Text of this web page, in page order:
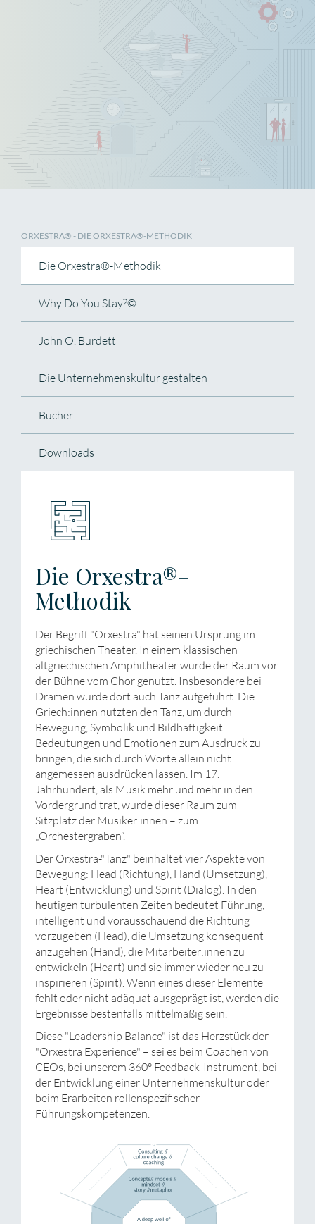
ORXESTRA® - DIE ORXESTRA®-METHODIK
Die Orxestra®-Methodik
Why Do You Stay?©
John O. Burdett
Die Unternehmenskultur gestalten
Bücher
Downloads
Die Orxestra®-
Methodik
Der Begriff "Orxestra" hat seinen Ursprung im
griechischen Theater. In einem klassischen
altgriechischen Amphitheater wurde der Raum vor
der Bühne vom Chor genutzt. Insbesondere bei
Dramen wurde dort auch Tanz aufgeführt. Die
Griech:innen nutzten den Tanz, um durch
Bewegung, Symbolik und Bildhaftigkeit
Bedeutungen und Emotionen zum Ausdruck zu
bringen, die sich durch Worte allein nicht
angemessen ausdrücken lassen. Im 17.
Jahrhundert, als Musik mehr und mehr in den
Vordergrund trat, wurde dieser Raum zum
Sitzplatz der Musiker:innen – zum
„Orchestergraben”.
Der Orxestra-"Tanz" beinhaltet vier Aspekte von
Bewegung: Head (Richtung), Hand (Umsetzung),
Heart (Entwicklung) und Spirit (Dialog). In den
heutigen turbulenten Zeiten bedeutet Führung,
intelligent und vorausschauend die Richtung
vorzugeben (Head), die Umsetzung konsequent
anzugehen (Hand), die Mitarbeiter:innen zu
entwickeln (Heart) und sie immer wieder neu zu
inspirieren (Spirit). Wenn eines dieser Elemente
fehlt oder nicht adäquat ausgeprägt ist, werden die
Ergebnisse bestenfalls mittelmäßig sein.
Diese "Leadership Balance" ist das Herzstück der
"Orxestra Experience" – sei es beim Coachen von
CEOs, bei unserem 360°-Feedback-Instrument, bei
der Entwicklung einer Unternehmenskultur oder
beim Erarbeiten rollenspezifischer
Führungskompetenzen.